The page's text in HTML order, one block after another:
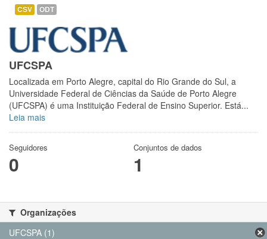
CSV ODT
UFCSPA
Localizada em Porto Alegre, capital do Rio Grande do Sul, a
Universidade Federal de Ciências da Saúde de Porto Alegre
(UFCSPA) é uma Instituição Federal de Ensino Superior. Está...
Leia mais
Seguidores
0
Conjuntos de dados
1
Organizações
UFCSPA (1)